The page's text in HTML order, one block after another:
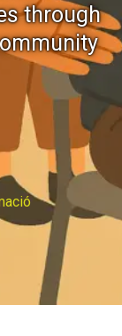
through